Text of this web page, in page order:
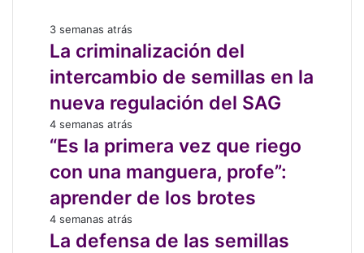
La
criminalización
intercambio
de
semillas
en
nueva
regulación
del
SAG
3 semanas atrás
La criminalización del
intercambio de semillas en la
nueva regulación del SAG
“Es
la
vez
que
riego
con
una
4 semanas atrás
“Es la primera vez que riego
con una manguera, profe”:
aprender de los brotes
La
defensa
4 semanas atrás
La defensa de las semillas